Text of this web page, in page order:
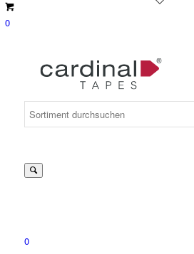
0
Suche
0